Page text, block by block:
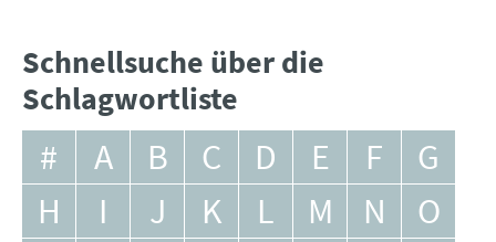
Schnellsuche über die
Schlagwortliste
# A B C D E F
G
H
I J K L M N
O